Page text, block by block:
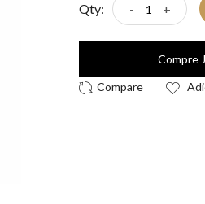
Qty: - +
Compre